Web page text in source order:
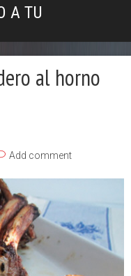
A TU
al horno
Add comment